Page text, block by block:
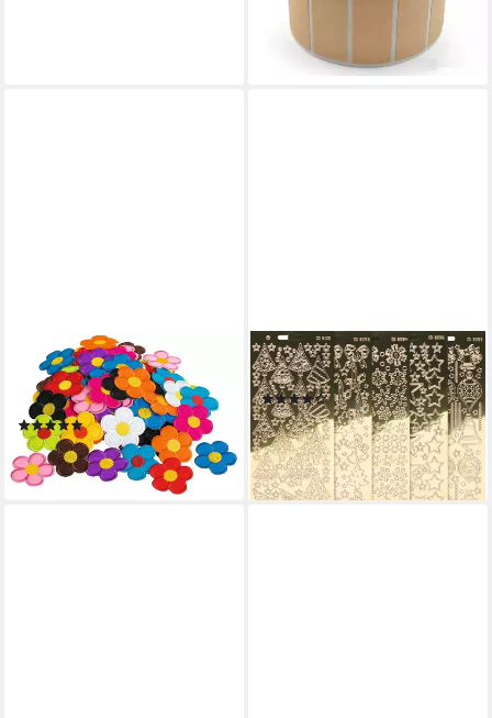
(0,03 €/ 1 Stk)
-15%
lieferbar - in 4-5 Werktagen bei dir
VBS XXL
Aufkleber Blütenmix, 120
Stück
(2)
17,49 €
lieferbar - in 3-4 Werktagen bei dir
VBS
Aufkleber Xmas, 5 Blatt
(1)
9,49 €
lieferbar - in 3-4 Werktagen bei dir